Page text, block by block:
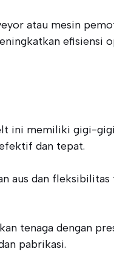
atau mesin
efisiensi
ini memiliki gigi-
dan tepat.
aus dan
tenaga dengan
pabrikasi.